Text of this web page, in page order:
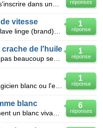
réponses
1
réponse
vitesse
1
réponse
crache de l'huile
1
réponse
6
réponses
blanc